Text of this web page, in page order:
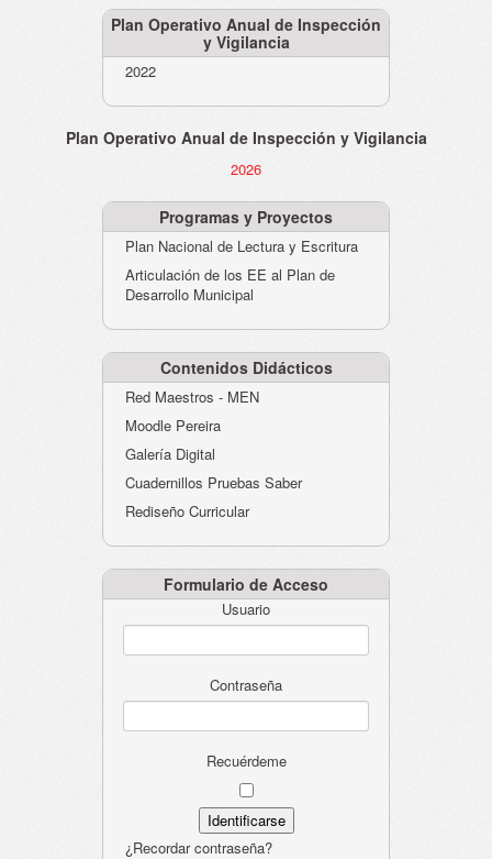
Plan Operativo Anual de Inspección
y Vigilancia
2022
Plan Operativo Anual de Inspección y Vigilancia
2026
Programas y Proyectos
Plan Nacional de Lectura y Escritura
Articulación de los EE al Plan de
Desarrollo Municipal
Contenidos Didácticos
Red Maestros - MEN
Moodle Pereira
Galería Digital
Cuadernillos Pruebas Saber
Rediseño Curricular
Formulario de Acceso
Usuario
Contraseña
Recuérdeme
¿Recordar contraseña?